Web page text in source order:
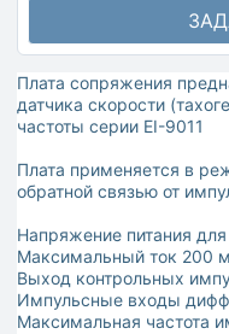
Плата сопряжения
датчика скорости
частоты серии EI-9011
Плата применяется в
обратной связью от
Напряжение питания
Максимальный ток 200
Выход контрольных
Импульсные входы
Максимальная частота